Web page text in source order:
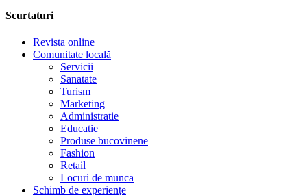
Scurtaturi
Revista online
Comunitate locală
Servicii
Sanatate
Turism
Marketing
Administratie
Educatie
Produse bucovinene
Fashion
Retail
Locuri de munca
Schimb de experiențe